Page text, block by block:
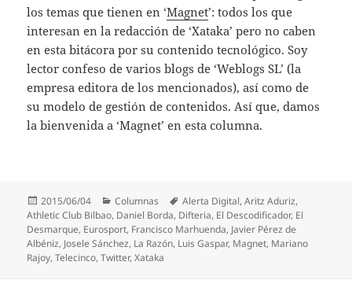
los temas que tienen en ‘Magnet’: todos los que
interesan en la redacción de ‘Xataka’ pero no caben
en esta bitácora por su contenido tecnológico. Soy
lector confeso de varios blogs de ‘Weblogs SL’ (la
empresa editora de los mencionados), así como de
su modelo de gestión de contenidos. Así que, damos
la bienvenida a ‘Magnet’ en esta columna.
Publicado
el
2015/06/04 Categorías
Columnas Etiquetas
Alerta Digital,Aritz Aduriz,
Athletic Club Bilbao, Daniel Borda, Difteria, El Descodificador, El
Desmarque, Eurosport, Francisco Marhuenda, Javier Pérez de
Albéniz, Josele Sánchez, La Razón, Luis Gaspar, Magnet, Mariano
Rajoy,Telecinco,Twitter,Xataka